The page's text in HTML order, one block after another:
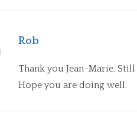
Rob
Thank you Jean-Marie.
Hope you are doing well.